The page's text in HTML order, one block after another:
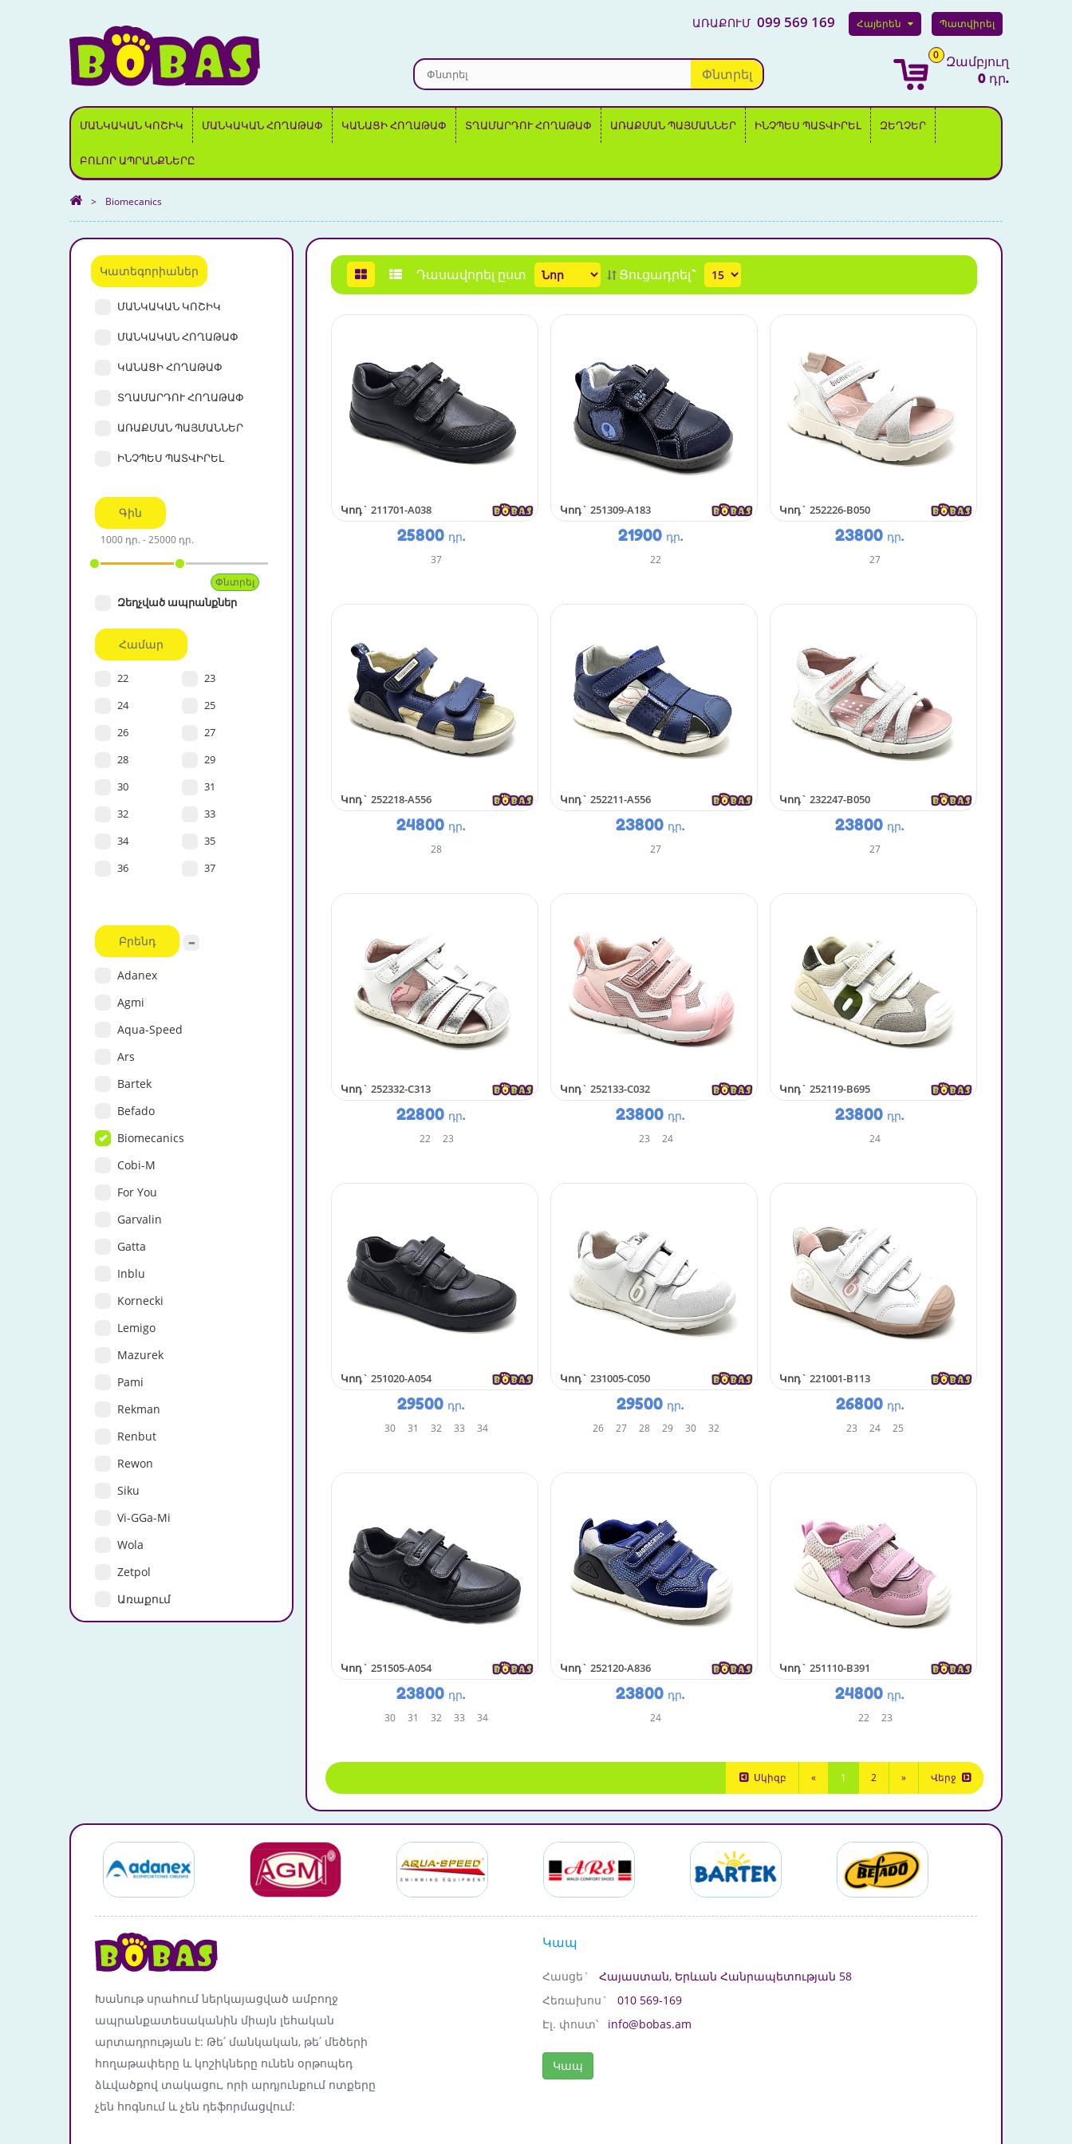
ԱՌԱՔՈՒՄ 099 569 169 Հայերեն Պատվիրել
Փնտրել
0 Զամբյուղ
0 դր.
ՄԱՆԿԱԿԱՆ ԿՈՇԻԿ ՄԱՆԿԱԿԱՆ ՀՈՂԱԹԱՓ ԿԱՆԱՑԻ ՀՈՂԱԹԱՓ ՏՂԱՄԱՐԴՈՒ ՀՈՂԱԹԱՓ ԱՌԱՔՄԱՆ ՊԱՅՄԱՆՆԵՐ ԻՆՉՊԵՍ ՊԱՏՎԻՐԵԼ ԶԵՂՉԵՐ
ԲՈԼՈՐ ԱՊՐԱՆՔՆԵՐԸ
> Biomecanics
Կատեգորիաներ
ՄԱՆԿԱԿԱՆ ԿՈՇԻԿ
ՄԱՆԿԱԿԱՆ ՀՈՂԱԹԱՓ
ԿԱՆԱՑԻ ՀՈՂԱԹԱՓ
ՏՂԱՄԱՐԴՈՒ ՀՈՂԱԹԱՓ
ԱՌԱՔՄԱՆ ՊԱՅՄԱՆՆԵՐ
ԻՆՉՊԵՍ ՊԱՏՎԻՐԵԼ
Գին
Զեղչված ապրանքներ
Համար
22
23
24
25
26
27
28
29
30
31
32
33
34
35
36
37
Բրենդ
Adanex
Agmi
Aqua-Speed
Ars
Bartek
Befado
Biomecanics
Cobi-M
For You
Garvalin
Gatta
Inblu
Kornecki
Lemigo
Mazurek
Pami
Rekman
Renbut
Rewon
Siku
Vi-GGa-Mi
Wola
Zetpol
Առաքում
Դասավորել ըստ Ցուցադրել`
Կոդ`211701-A038
25800 դր.
37
Կոդ`251309-A183
21900 դր.
22
Կոդ`252226-B050
23800 դր.
27
Կոդ`252218-A556
24800 դր.
28
Կոդ`252211-A556
23800 դր.
27
Կոդ`232247-B050
23800 դր.
27
Կոդ`252332-C313
22800 դր.
22
23
Կոդ`252133-C032
23800 դր.
23
24
Կոդ`252119-B695
23800 դր.
24
Կոդ`251020-A054
29500 դր.
30
31 32 33 34
Կոդ`231005-C050
29500 դր.
26
27 28 29 30 32
Կոդ`221001-B113
26800 դր.
23
24 25
Կոդ`251505-A054
23800 դր.
30
31 32 33 34
Կոդ`252120-A836
23800 դր.
24
Կոդ`251110-B391
24800 դր.
22
23
Սկիզբ « 1 2 » Վերջ
Խանութ սրահում ներկայացված ամբողջ
ապրանքատեսականին միայն լեհական
արտադրության է: Թե՛ մանկական, թե՛ մեծերի
հողաթափերը և կոշիկները ունեն օրթոպեդ
ձևվածքով տակացու, որի արդյունքում ոտքերը
չեն հոգնում և չեն դեֆորմացվում:
Կապ
Հասցե`
Հայաստան, Երևան Հանրապետության 58
Հեռախոս`
010 569-169
Էլ. փոստ՝
info@bobas.am
Կապ